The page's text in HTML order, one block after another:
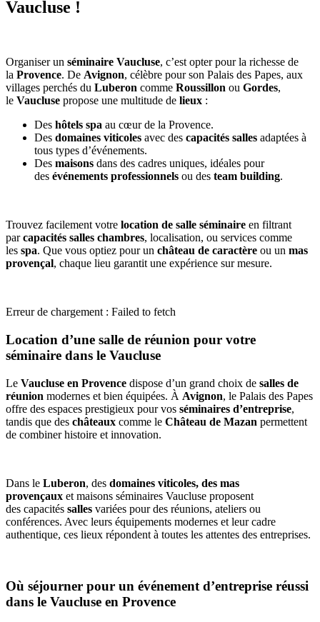
Vaucluse !
Organiser un séminaire Vaucluse, c’est opter pour la richesse de
la Provence. De Avignon, célèbre pour son Palais des Papes, aux
villages perchés du Luberon comme Roussillon ou Gordes,
le Vaucluse propose une multitude de lieux :
Des hôtels spa au cœur de la Provence.
Des domaines viticoles avec des capacités salles adaptées à
tous types d’événements.
Des maisons dans des cadres uniques, idéales pour
des événements professionnels ou des team building.
Trouvez facilement votre location de salle séminaire en filtrant
parcapacités salles chambres, localisation, ou services comme
les spa. Que vous optiez pour un château de caractère ou un mas
provençal, chaque lieu garantit une expérience sur mesure.
Erreur de chargement : Failed to fetch
Location d’une salle de réunion pour votre
séminaire dans le Vaucluse
Le Vaucluse en Provence dispose d’un grand choix de salles de
réunion modernes et bien équipées. À Avignon, le Palais des Papes
offre des espaces prestigieux pour vos séminaires d’entreprise,
tandis que des châteaux comme le Château de Mazan permettent
de combiner histoire et innovation.
Dans le Luberon, des domaines viticoles, des mas
provençaux et maisons séminaires Vaucluse proposent
des capacités salles variées pour des réunions, ateliers ou
conférences. Avec leurs équipements modernes et leur cadre
authentique, ces lieux répondent à toutes les attentes des entreprises.
Où séjourner pour un événement d’entreprise réussi
dans le Vaucluse en Provence